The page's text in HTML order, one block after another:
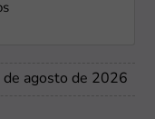
de agosto de 2026